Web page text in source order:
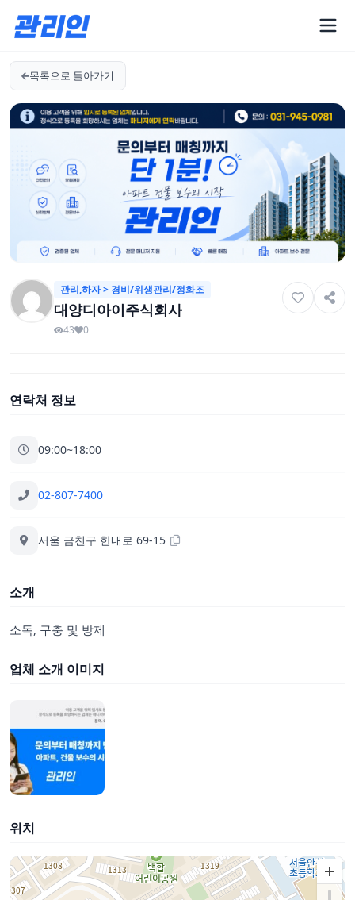
목록으로 돌아가기
관리,하자 > 경비/위생관리/정화조
대양디아이주식회사
43 0
연락처 정보
09:00~18:00
02-807-7400
서울 금천구 한내로 69-15
소개
소독, 구충 및 방제
업체 소개 이미지
위치